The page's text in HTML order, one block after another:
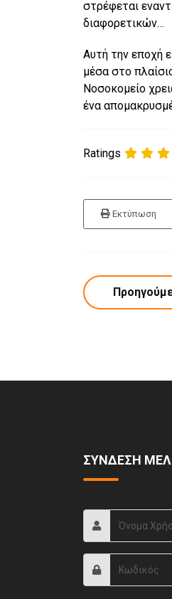
στρέφεται
διαφορετικών…
Αυτή την εποχή
μέσα στο
Νοσοκομείο
ένα
Ratings
Εκτύπωση
ΣΥΝΔΕΣΗ